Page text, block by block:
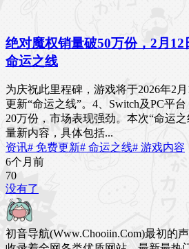
绝对魔权销量破50万份，2月
命运之线
为庆祝此里程碑，游戏将于2026年2
更新“命运之线”。4、Switch及PC平
20万份，市场表现强劲。本次“命运
量新内容，具体包括...
资讯# 免费更新# 命运之线# 游戏内容
6个月前
70
没有了
初音导航(Www.Chooiin.Com)最初的